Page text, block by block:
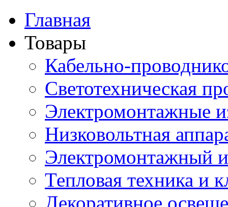
Главная
Товары
Кабельно-
Светотехническая
Электромонтажные
Низковольтная
Электромонтажный
Тепловая техника и